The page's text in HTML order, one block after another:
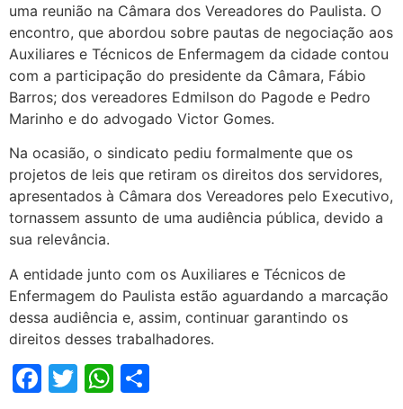
uma reunião na Câmara dos Vereadores do Paulista. O
encontro, que abordou sobre pautas de negociação aos
Auxiliares e Técnicos de Enfermagem da cidade contou
com a participação do presidente da Câmara, Fábio
Barros; dos vereadores Edmilson do Pagode e Pedro
Marinho e do advogado Victor Gomes.
Na ocasião, o sindicato pediu formalmente que os
projetos de leis que retiram os direitos dos servidores,
apresentados à Câmara dos Vereadores pelo Executivo,
tornassem assunto de uma audiência pública, devido a
sua relevância.
A entidade junto com os Auxiliares e Técnicos de
Enfermagem do Paulista estão aguardando a marcação
dessa audiência e, assim, continuar garantindo os
direitos desses trabalhadores.
Facebook
TwitterWhatsApp